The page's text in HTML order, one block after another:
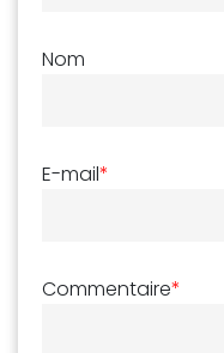
Nom
E-mail*
Commentaire*